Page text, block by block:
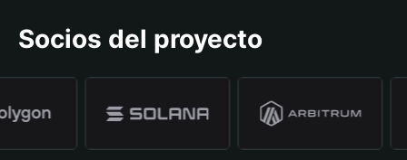
Socios del proyecto